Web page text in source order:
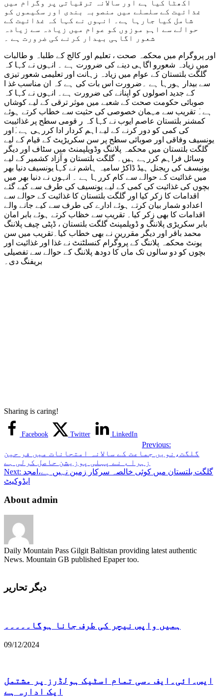
کے
لیے
کوشاں
ہے,
اقبال
حسن
اکھٹا کیا ہے اور سالانہ ترقیاتی پر وگرام میں
غذائیت کے سلسلے میں منصوبہ بندی اور سکیموں کو
شامل کیا جارہا ہے۔ انہوں نے کہا کہ غذائیت کے
حوالے سے اہم موزوں کو عوام میں زیادہ سے زیادہ
شعور اگاہی بیدار کرنے کی ضرورت ہے ۔
اور پروگرام میں محکمہ صحت ، تعلیم اور کالج کے طلباہ و طالبات
میں زیادہ شعورو اگاہی دینے کی ضرورت ہے ۔ انہوں نے کہا کہ
گلگت بلتستان کے عوام میں زیادہ زہانت اور تعلیمی شعور تیزی
سے بیدار ہورہا ہے ۔ضرورت اس بات کی ہے کہ ان مناسب غذ ا
کے جدید اصولوں کو اپنانے کی ضرورت ہے۔ انہوں نے کہا کہ
صوبائی حکومت صحت کے شعبے میں موثر ترقی کے لیے کوشاں
ہے۔ْ تقریب سے مہمان خصوصی کی حثیت سے خطاب کرتے ہوئے
کمشنر بلتستان عاصم ایوب نے کہا کہ ر قومی سطح پر غذائییت
کی کمی کو دور کرنے کے لیے اہم کردار ادا کررہی ہے۔ْاور
یونسیف وفاقی اور صوبائی سطح پر سن سکریڑیٹ کے قیام کے لیے
گلگت بلتستان میں محکمہ پلاننگ وڈویلپمنٹ میں سٹاف اور دیگر
وسائل فراہم کررہے ہیں۔ گلگت بلتستان و آزاد کشمیر کے لیے
یونیسف کی ریجنل ہیڈ ڈاکڑ سامیہ ہاشم نے کہا یونسیف دنیا بھر
میں غذائیت کے حوالے سے کام کررہا ہے ۔ انہوں نے دنیا بھر میں
بچوں کی غذائیت کی کمی کے لیے یونسیف کی طرف سے کیے گئے
اقدامات کا زکر کیا اور گلگت بلتستان کا غذائیت کے حوالے سے
اعدادو شمار بیان کرتے ہوئے ادارے کی طرف سے کیے جانے والے
اقدامات کا بھی زکر کیا۔ تقریب سے خظاب کرتے ہوئے بابر امان
بابر سکریڑی پلاننگ و ڈویلمپنٹ گلگت بلتستان ، ڈپٹی چیف پلاننگ
محمد باقر اور دیگر مقررین نے بھی خطاب کیا۔تقریب میں سن
یونٹ محکمہ پلاننگ کے پروگرام کنسلٹنٹ نے غذا اور غذائیت اور
بچوں کو دو سالوں تک ماں کا دودھ پلاننگ کے حوالے سے تفصیلی
بریفنگ دی۔
Sharing is caring!
Facebook Twitter LinkedIn
Previous:
گلگت،نویں جماعت کے سالانہ امتحانات میں فر حین
زہرا ء نے پہلی پوزیشن حاصل کرلی ہے
Next:
ایڈوکیٹ
About admin
Daily Mountain Pass Gilgit Baltistan providing latest authentic
News. Mountain GB published Epaper too.
دیگر تحاریر
ہمیں واپس نیچر کی طرف جانا ہوگا۔۔۔۔۔
09/12/2024
ایس۔ائی۔ایف ۔سی تمام اسٹیک ہولڈرز پر مشتمل
ایک ادارہ ہے